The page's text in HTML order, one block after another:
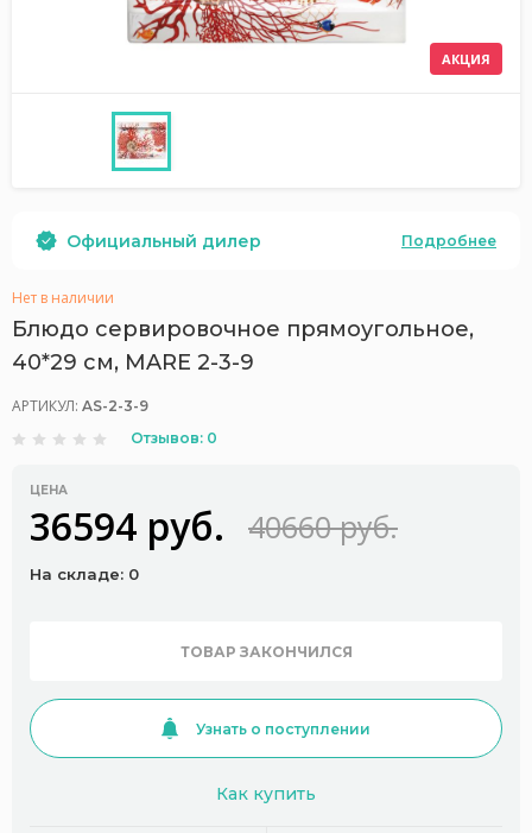
АКЦИЯ
Официальный дилер Подробнее
Нет в наличии
Блюдо сервировочное прямоугольное,
40*29 см, MARE 2-3-9
АРТИКУЛ: AS-2-3-9
Отзывов: 0
ЦЕНА
36594 руб. 40660 руб.
На складе: 0
ТОВАР ЗАКОНЧИЛСЯ
Узнать о поступлении
Как купить